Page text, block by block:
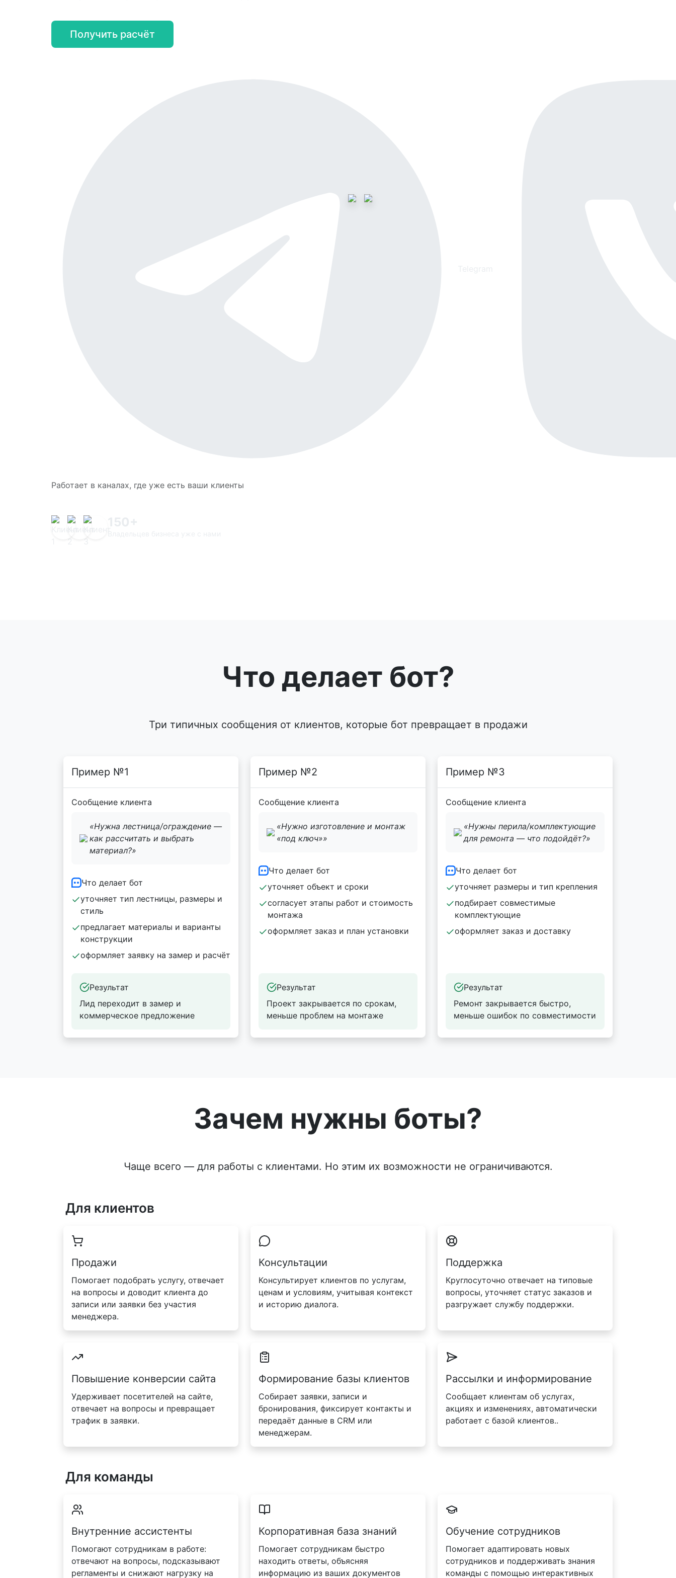
Получить расчёт
Работает в каналах, где уже есть ваши клиенты
Что делает бот?
Три типичных сообщения от клиентов, которые бот превращает в продажи
Пример №1
Сообщение клиента
«Нужна лестница/ограждение —
как рассчитать и выбрать
материал?»
Что делает бот
уточняет тип лестницы, размеры и
стиль
предлагает материалы и варианты
конструкции
оформляет заявку на замер и расчёт
Результат
Лид переходит в замер и
коммерческое предложение
Пример №2
Сообщение клиента
«Нужно изготовление и монтаж
«под ключ»»
Что делает бот
уточняет объект и сроки
согласует этапы работ и стоимость
монтажа
оформляет заказ и план установки
Результат
Проект закрывается по срокам,
меньше проблем на монтаже
Пример №3
Сообщение клиента
«Нужны перила/комплектующие
для ремонта — что подойдёт?»
Что делает бот
уточняет размеры и тип крепления
подбирает совместимые
комплектующие
оформляет заказ и доставку
Результат
Ремонт закрывается быстро,
меньше ошибок по совместимости
Зачем нужны боты?
Чаще всего — для работы с клиентами. Но этим их возможности не ограничиваются.
Для клиентов
Продажи
Помогает подобрать услугу, отвечает
на вопросы и доводит клиента до
записи или заявки без участия
менеджера.
Консультации
Консультирует клиентов по услугам,
ценам и условиям, учитывая контекст
и историю диалога.
Поддержка
Круглосуточно отвечает на типовые
вопросы, уточняет статус заказов и
разгружает службу поддержки.
Повышение конверсии сайта
Удерживает посетителей на сайте,
отвечает на вопросы и превращает
трафик в заявки.
Формирование базы клиентов
Собирает заявки, записи и
бронирования, фиксирует контакты и
передаёт данные в CRM или
менеджерам.
Рассылки и информирование
Сообщает клиентам об услугах,
акциях и изменениях, автоматически
работает с базой клиентов..
Для команды
Внутренние ассистенты
Помогают сотрудникам в работе:
отвечают на вопросы, подсказывают
регламенты и снижают нагрузку на
Корпоративная база знаний
Помогает сотрудникам быстро
находить ответы, объясняя
информацию из ваших документов
Обучение сотрудников
Помогает адаптировать новых
сотрудников и поддерживать знания
команды с помощью интерактивных